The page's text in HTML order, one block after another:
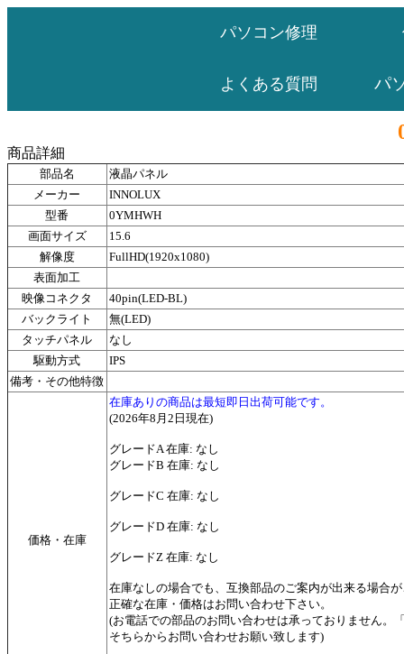
パソコン修理
よくある質問 パ
商品詳細
部品名
液晶パネル
メーカー
INNOLUX
型番
0YMHWH
画面サイズ
15.6
解像度
FullHD(1920x1080)
表面加工
映像コネクタ
40pin(LED-BL)
バックライト
無(LED)
タッチパネル
なし
駆動方式
IPS
備考・その他特徴
価格・在庫
在庫ありの商品は最短即日出荷可能です。
(2026年8月2日現在)
グレードA 在庫: なし
グレードB 在庫: なし
グレードC 在庫: なし
グレードD 在庫: なし
グレードZ 在庫: なし
在庫なしの場合でも、互換部品のご案内が出来る場合
正確な在庫・価格はお問い合わせ下さい。
(お電話での部品のお問い合わせは承っておりません。
そちらからお問い合わせお願い致します)